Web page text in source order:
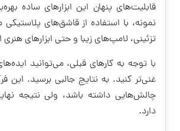
قابلیت‌های پنهان این ابزارهای ساده
نمونه، با استفاده از قاشق‌های
تزئینی، لامپ‌های زیبا و حتی ابزارهای هنری
با توجه به کارهای قبلی، می‌توانید
غنی‌تر کنید. به نتایج جالبی برسید. این
چالش‌هایی داشته باشد، ولی نتیجه
دارد.